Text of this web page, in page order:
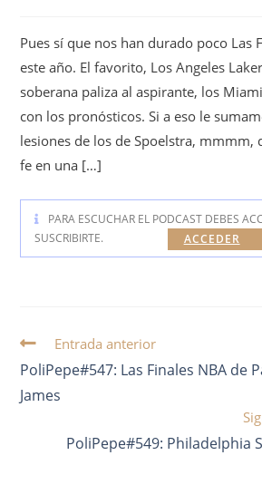
Pues sí que nos han durado poco Las
este año. El favorito, Los Angeles
soberana paliza al aspirante, los
con los pronósticos. Si a eso le
lesiones de los de Spoelstra, mmmm,
fe en una […]
PARA ESCUCHAR EL PODCAST DEBES
SUSCRIBIRTE.
ACCEDER
Entrada anterior
PoliPepe#547: Las Finales NBA de
James
PoliPepe#549: Philadelphia